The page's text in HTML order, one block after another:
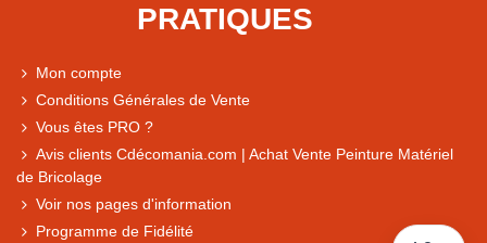
Express, Chez vous, Point relais, Retrait magasin
PRATIQUES
Mon compte
Conditions Générales de Vente
Vous êtes PRO ?
Avis clients Cdécomania.com | Achat Vente Peinture Matériel
de Bricolage
Voir nos pages d'information
Programme de Fidélité